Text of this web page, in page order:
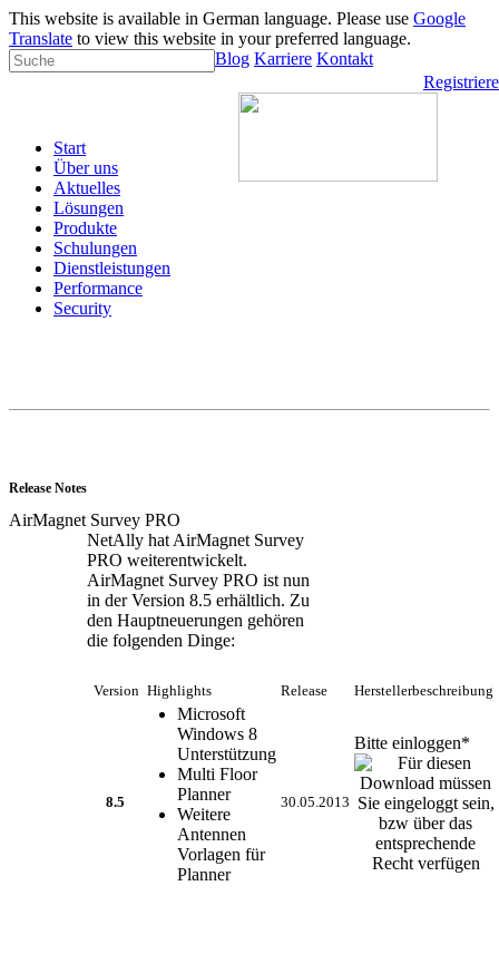
This website is available in German language. Please use Google
Translate to view this website in your preferred language.
Blog Karriere Kontakt
Start
Über uns
Aktuelles
Lösungen
Produkte
Schulungen
Dienstleistungen
Performance
Security
Release Notes
AirMagnet Survey PRO
NetAlly hat AirMagnet Survey
PRO weiterentwickelt.
AirMagnet Survey PRO ist nun
in der Version 8.5 erhältlich. Zu
den Hauptneuerungen gehören
die folgenden Dinge:
Version Highlights Release Herstellerbeschreibung
8.5
Microsoft
Windows 8
Unterstützung
Multi Floor
Planner
Weitere
Antennen
Vorlagen für
Planner
30.05.2013
Bitte einloggen*